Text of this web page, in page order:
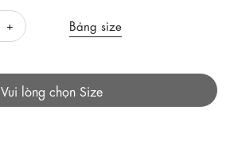
Bảng size
Vui lòng chọn Size